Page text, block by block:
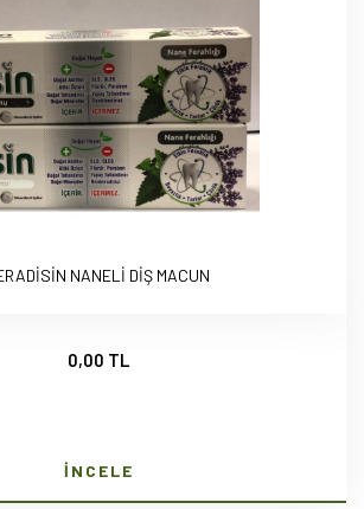
NANELİ DİŞ MACUN
0,00 TL
İNCELE